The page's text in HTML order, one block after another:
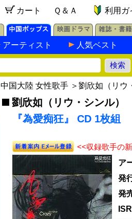
カート Ｑ＆Ａ 利用ガ
アーティスト 人気ベスト
中国大陸 女性歌手 ＞ 劉欣如（リウ
劉欣如（リウ・シンル）
『為愛痴狂』 CD 1枚組
<<収録歌手の
ア
発
発